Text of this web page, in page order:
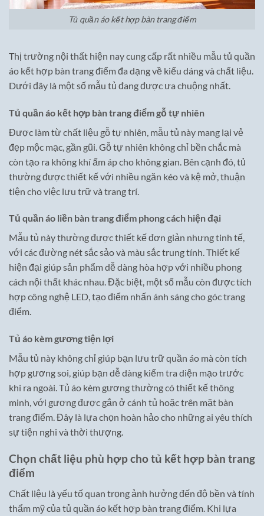
Tủ quần áo kết hợp bàn trang điểm
Thị trường nội thất hiện nay cung cấp rất nhiều mẫu tủ quần
áo kết hợp bàn trang điểm đa dạng về kiểu dáng và chất liệu.
Dưới đây là một số mẫu tủ đang được ưa chuộng nhất.
Tủ quần áo kết hợp bàn trang điểm gỗ tự nhiên
Được làm từ chất liệu gỗ tự nhiên, mẫu tủ này mang lại vẻ
đẹp mộc mạc, gần gũi. Gỗ tự nhiên không chỉ bền chắc mà
còn tạo ra không khí ấm áp cho không gian. Bên cạnh đó, tủ
thường được thiết kế với nhiều ngăn kéo và kệ mở, thuận
tiện cho việc lưu trữ và trang trí.
Tủ quần áo liền bàn trang điểm phong cách hiện đại
Mẫu tủ này thường được thiết kế đơn giản nhưng tinh tế,
với các đường nét sắc sảo và màu sắc trung tính. Thiết kế
hiện đại giúp sản phẩm dễ dàng hòa hợp với nhiều phong
cách nội thất khác nhau. Đặc biệt, một số mẫu còn được tích
hợp công nghệ LED, tạo điểm nhấn ánh sáng cho góc trang
điểm.
Tủ áo kèm gương tiện lợi
Mẫu tủ này không chỉ giúp bạn lưu trữ quần áo mà còn tích
hợp gương soi, giúp bạn dễ dàng kiểm tra diện mạo trước
khi ra ngoài. Tủ áo kèm gương thường có thiết kế thông
minh, với gương được gắn ở cánh tủ hoặc trên mặt bàn
trang điểm. Đây là lựa chọn hoàn hảo cho những ai yêu thích
sự tiện nghi và thời thượng.
Chọn chất liệu phù hợp cho tủ kết hợp bàn trang
điểm
Chất liệu là yếu tố quan trọng ảnh hưởng đến độ bền và tính
thẩm mỹ của tủ quần áo kết hợp bàn trang điểm. Khi lựa